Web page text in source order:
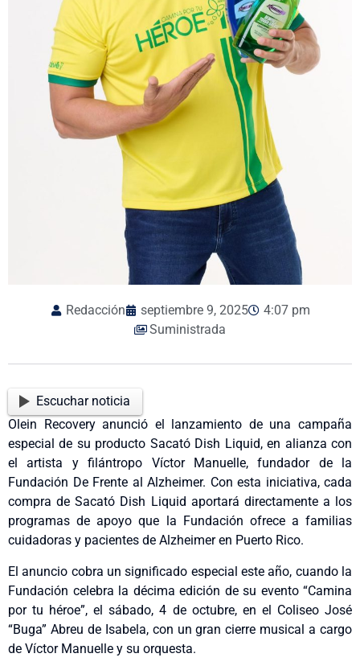
Redacción septiembre 9, 2025
4:07 pm
Suministrada
Escuchar noticia
Olein Recovery anunció el lanzamiento de una campaña
especial de su producto Sacató Dish Liquid, en alianza con
el artista y filántropo Víctor Manuelle, fundador de la
Fundación De Frente al Alzheimer. Con esta iniciativa, cada
compra de Sacató Dish Liquid aportará directamente a los
programas de apoyo que la Fundación ofrece a familias
cuidadoras y pacientes de Alzheimer en Puerto Rico.
El anuncio cobra un significado especial este año, cuando la
Fundación celebra la décima edición de su evento “Camina
por tu héroe”, el sábado, 4 de octubre, en el Coliseo José
“Buga” Abreu de Isabela, con un gran cierre musical a cargo
de Víctor Manuelle y su orquesta.